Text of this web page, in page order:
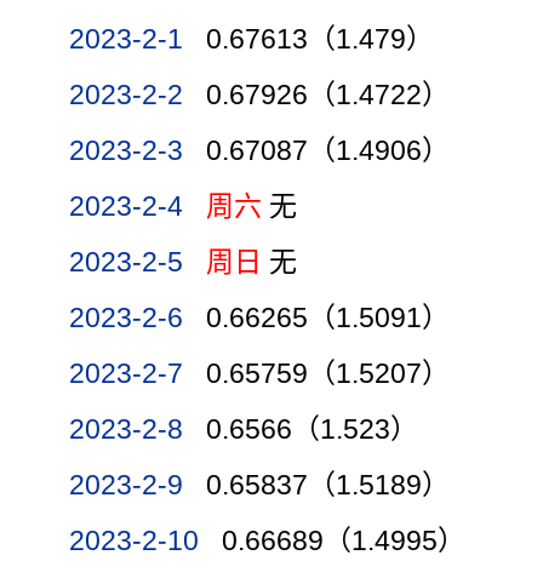
2023-2-1
0.67613（1.479）
2023-2-2
0.67926（1.4722）
2023-2-3
0.67087（1.4906）
2023-2-4
周六 无
2023-2-5
周日 无
2023-2-6
0.66265（1.5091）
2023-2-7
0.65759（1.5207）
2023-2-8
0.6566（1.523）
2023-2-9
0.65837（1.5189）
2023-2-10
0.66689（1.4995）